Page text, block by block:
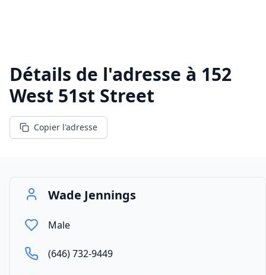
Détails de l'adresse à 152
West 51st Street
Copier l'adresse
Wade Jennings
Male
(646) 732-9449